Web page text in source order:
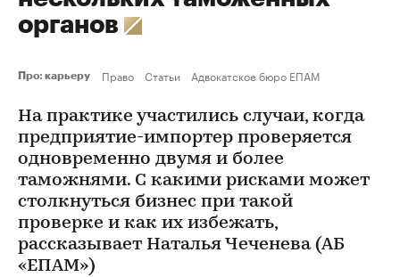
органов
Про: карьеру Право Статьи Адвокатское бюро ЕПАМ
На практике участились случаи, когда
предприятие-импортер проверяется
одновременно двумя и более
таможнями. С какими рисками может
столкнуться бизнес при такой
проверке и как их избежать,
рассказывает Наталья Чеченева (АБ
«ЕПАМ»)